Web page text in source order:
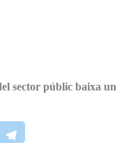
sector públic baixa un